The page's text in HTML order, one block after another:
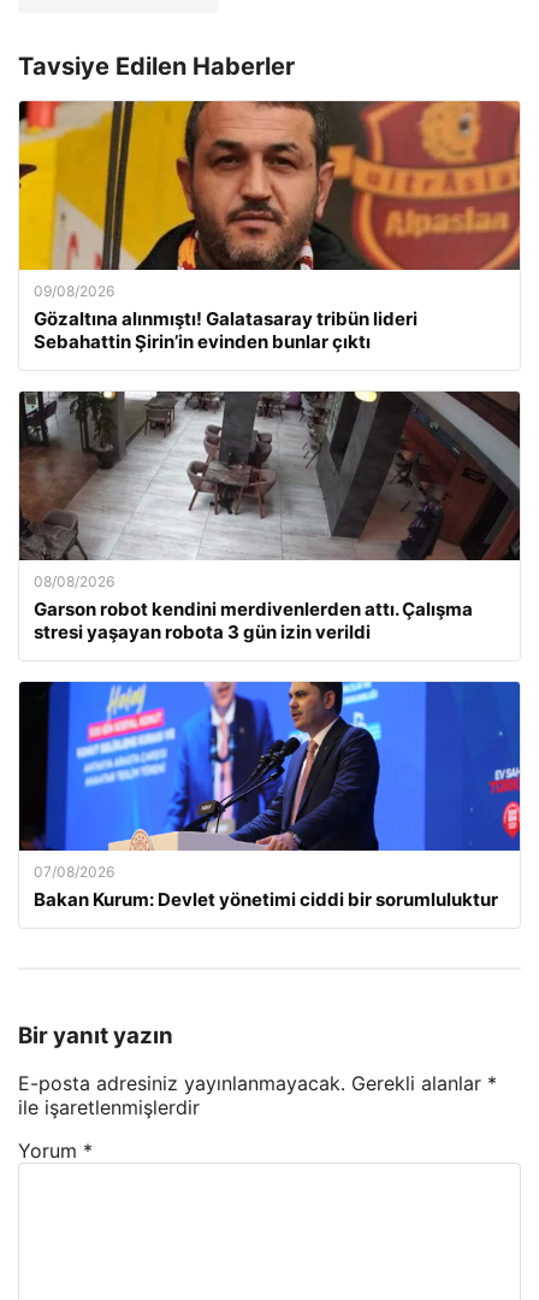
Tavsiye Edilen Haberler
09/08/2026
Gözaltına alınmıştı! Galatasaray tribün lideri
Sebahattin Şirin’in evinden bunlar çıktı
08/08/2026
Garson robot kendini merdivenlerden attı. Çalışma
stresi yaşayan robota 3 gün izin verildi
07/08/2026
Bakan Kurum: Devlet yönetimi ciddi bir sorumluluktur
Bir yanıt yazın
E-posta adresiniz yayınlanmayacak. Gerekli alanlar *
ile işaretlenmişlerdir
Yorum *